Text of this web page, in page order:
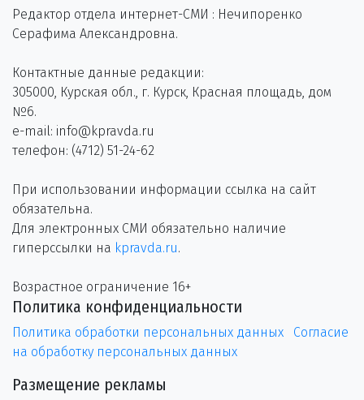
Редактор отдела интернет-СМИ : Нечипоренко
Серафима Александровна.
Контактные данные редакции:
305000, Курская обл., г. Курск, Красная площадь, дом
№6.
e-mail: info@kpravda.ru
телефон: (4712) 51-24-62
При использовании информации ссылка на сайт
обязательна.
Для электронных СМИ обязательно наличие
гиперссылки на kpravda.ru.
Возрастное ограничение 16+
Политика конфиденциальности
Политика обработки персональных данных
Согласие
на обработку персональных данных
Размещение рекламы